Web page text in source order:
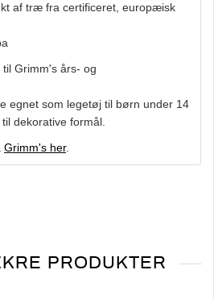
af træ fra certificeret, europæisk
Grimm's års- og
egnet som legetøj til børn under 14
dekorative formål.
Grimm's her.
PRODUKTER